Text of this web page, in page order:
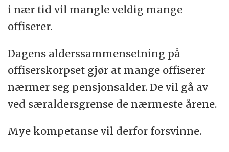
i nær tid vil mangle veldig mange
offiserer.
Dagens alderssammensetning på
offiserskorpset gjør at mange offiserer
nærmer seg pensjonsalder. De vil gå av
ved særaldersgrense de nærmeste årene.
Mye kompetanse vil derfor forsvinne.